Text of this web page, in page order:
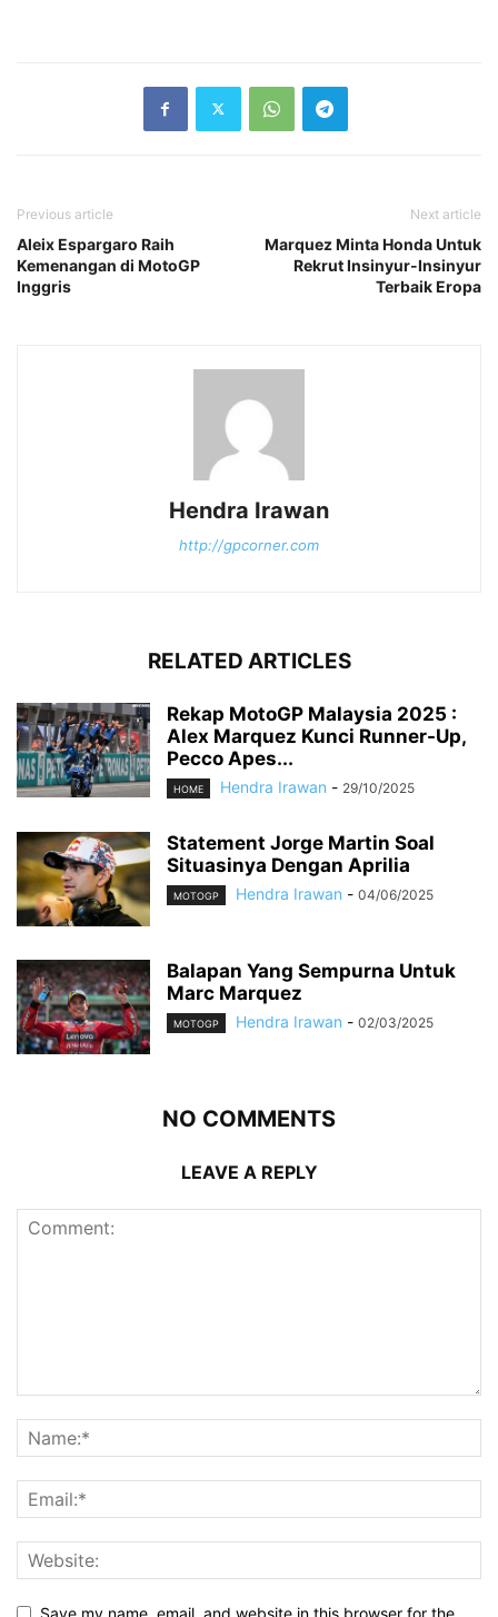
Previous article
Aleix Espargaro Raih
Kemenangan di MotoGP
Inggris
Next article
Marquez Minta Honda Untuk
Rekrut Insinyur-Insinyur
Terbaik Eropa
Hendra Irawan
http://gpcorner.com
RELATED ARTICLES
Rekap MotoGP Malaysia 2025 :
Alex Marquez Kunci Runner-Up,
Pecco Apes...
HOME Hendra Irawan - 29/10/2025
Statement Jorge Martin Soal
Situasinya Dengan Aprilia
MOTOGP Hendra Irawan - 04/06/2025
Balapan Yang Sempurna Untuk
Marc Marquez
MOTOGP Hendra Irawan - 02/03/2025
NO COMMENTS
LEAVE A REPLY